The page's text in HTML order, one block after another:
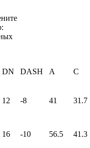
DN DASH A C
12 -8 41 31.7
16 -10 56.5 41.3